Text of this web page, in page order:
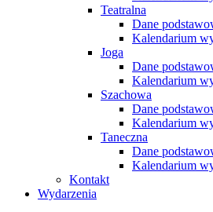
Teatralna
Dane
Kalendarium
Joga
Dane
Kalendarium
Szachowa
Dane
Kalendarium
Taneczna
Dane
Kalendarium
Kontakt
Wydarzenia